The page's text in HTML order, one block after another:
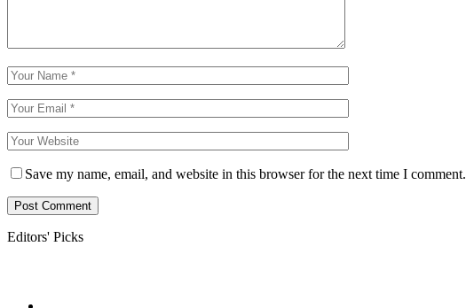
Save my name, email, and website in this browser for the next time I comment.
Editors' Picks